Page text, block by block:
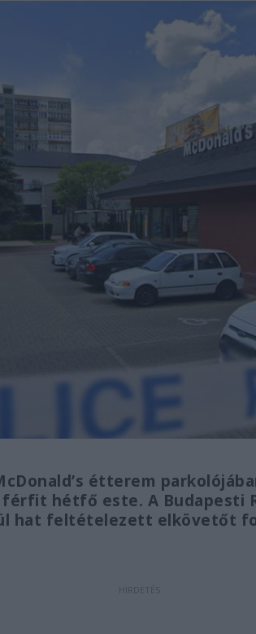
étterem
hétfő este. A Budapesti
hat feltételezett elkövetőt